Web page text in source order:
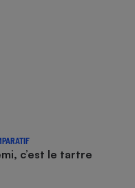
c’est le tartre